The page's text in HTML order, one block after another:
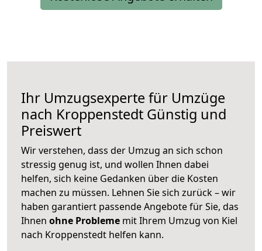
Ihr Umzugsexperte für Umzüge
nach Kroppenstedt Günstig und
Preiswert
Wir verstehen, dass der Umzug an sich schon
stressig genug ist, und wollen Ihnen dabei
helfen, sich keine Gedanken über die Kosten
machen zu müssen. Lehnen Sie sich zurück – wir
haben garantiert passende Angebote für Sie, das
Ihnen ohne Probleme mit Ihrem Umzug von Kiel
nach Kroppenstedt helfen kann.